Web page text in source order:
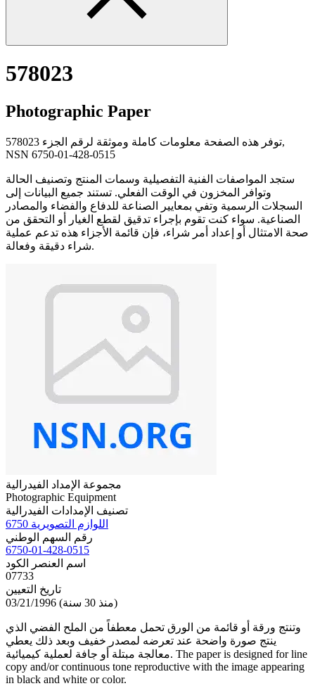
578023
Photographic Paper
توفر هذه الصفحة معلومات كاملة وموثقة لرقم الجزء 578023,
NSN 6750-01-428-0515
ستجد المواصفات الفنية التفصيلية وسمات المنتج وتصنيف الحالة
وتوافر المخزون في الوقت الفعلي. تستند جميع البيانات إلى
السجلات الرسمية وتفي بمعايير الصناعة للدفاع والفضاء والمصادر
الصناعية. سواء كنت تقوم بإجراء تدقيق لقطع الغيار أو التحقق من
صحة الامتثال أو إعداد أمر شراء، فإن قائمة الأجزاء هذه تدعم عملية
شراء دقيقة وفعالة.
مجموعة الإمداد الفيدرالية
Photographic Equipment
تصنيف الإمدادات الفيدرالية
6750 اللوازم التصويرية
رقم السهم الوطني
6750-01-428-0515
اسم العنصر الكود
07733
تاريخ التعيين
03/21/1996 (منذ 30 سنة)
وتنتج ورقة أو قائمة من الورق تحمل معطفاً من الملح الفضي الذي
ينتج صورة واضحة عند تعرضه لمصدر خفيف وبعد ذلك يعطي
معالجة مبتلة أو جافة لعملية كيميائية. The paper is designed for line
copy and/or continuous tone reproductive with the image appearing
in black and white or color.